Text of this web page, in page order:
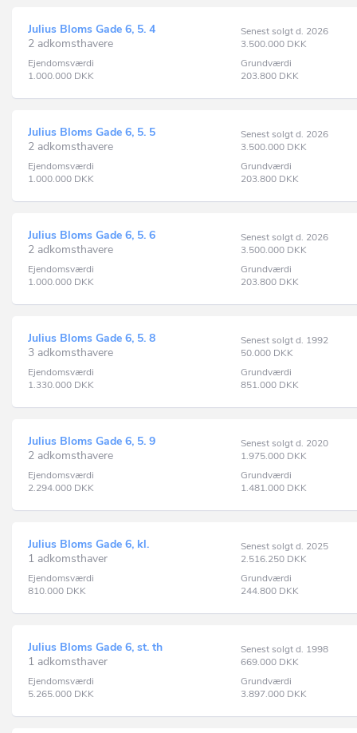
Julius Bloms Gade 6, 5. 4
2 adkomsthavere
Senest solgt d. 2026
3.500.000 DKK
Ejendomsværdi
1.000.000 DKK
Grundværdi
203.800 DKK
Julius Bloms Gade 6, 5. 5
2 adkomsthavere
Senest solgt d. 2026
3.500.000 DKK
Ejendomsværdi
1.000.000 DKK
Grundværdi
203.800 DKK
Julius Bloms Gade 6, 5. 6
2 adkomsthavere
Senest solgt d. 2026
3.500.000 DKK
Ejendomsværdi
1.000.000 DKK
Grundværdi
203.800 DKK
Julius Bloms Gade 6, 5. 8
3 adkomsthavere
Senest solgt d. 1992
50.000 DKK
Ejendomsværdi
1.330.000 DKK
Grundværdi
851.000 DKK
Julius Bloms Gade 6, 5. 9
2 adkomsthavere
Senest solgt d. 2020
1.975.000 DKK
Ejendomsværdi
2.294.000 DKK
Grundværdi
1.481.000 DKK
Julius Bloms Gade 6, kl.
1 adkomsthaver
Senest solgt d. 2025
2.516.250 DKK
Ejendomsværdi
810.000 DKK
Grundværdi
244.800 DKK
Julius Bloms Gade 6, st. th
1 adkomsthaver
Senest solgt d. 1998
669.000 DKK
Ejendomsværdi
5.265.000 DKK
Grundværdi
3.897.000 DKK